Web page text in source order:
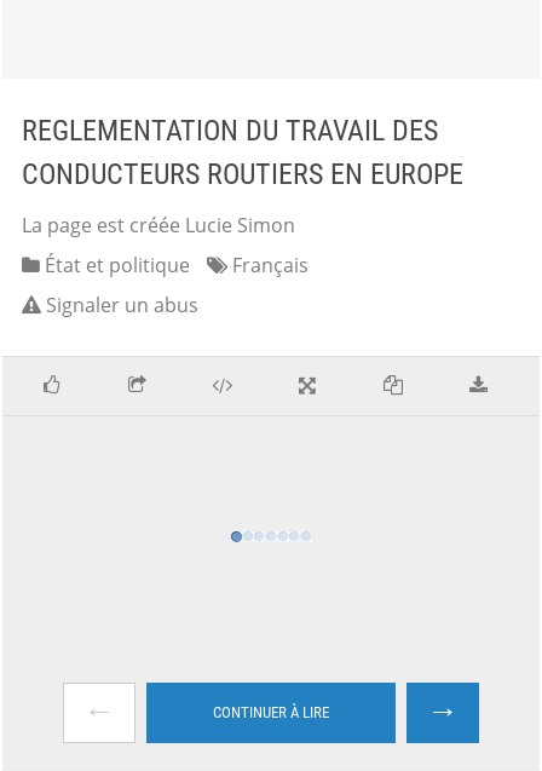
REGLEMENTATION DU TRAVAIL DES
CONDUCTEURS ROUTIERS EN EUROPE
La page est créée Lucie Simon
État et politique
Français
Signaler un abus
← CONTINUER À LIRE →